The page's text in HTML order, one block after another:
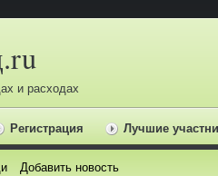
и расходах
Регистрация Лучшие
Добавить новость